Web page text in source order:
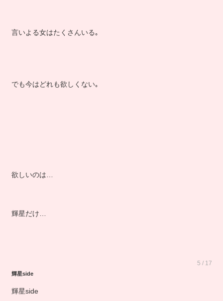
言いよる女はたくさんいる｡
でも今はどれも欲しくない｡
欲しいのは…
輝星だけ…
5 / 17
輝星side
輝星side